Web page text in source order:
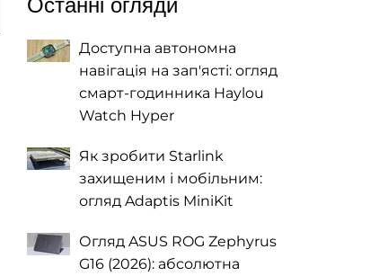
Останні огляди
Доступна автономна
навігація на зап'ясті: огляд
смарт-годинника Haylou
Watch Hyper
Як зробити Starlink
захищеним і мобільним:
огляд Adaptis MiniKit
Огляд ASUS ROG Zephyrus
G16 (2026): абсолютна